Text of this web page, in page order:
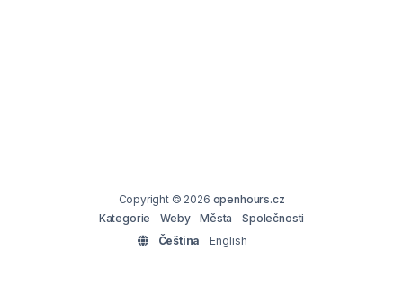
Copyright © 2026 openhours.cz
Kategorie
Weby Města
Společnosti
Čeština
English